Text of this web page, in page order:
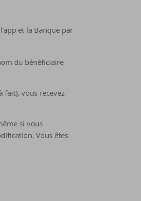
et la Banque par
du bénéficiaire
fait), vous recevez
si vous
Vous êtes